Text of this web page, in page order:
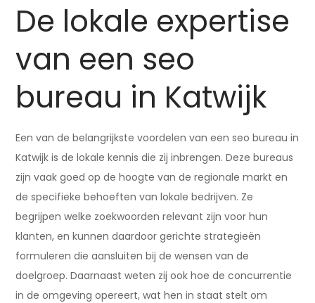
De lokale expertise
van een seo
bureau in Katwijk
Een van de belangrijkste voordelen van een seo bureau in
Katwijk is de lokale kennis die zij inbrengen. Deze bureaus
zijn vaak goed op de hoogte van de regionale markt en
de specifieke behoeften van lokale bedrijven. Ze
begrijpen welke zoekwoorden relevant zijn voor hun
klanten, en kunnen daardoor gerichte strategieën
formuleren die aansluiten bij de wensen van de
doelgroep. Daarnaast weten zij ook hoe de concurrentie
in de omgeving opereert, wat hen in staat stelt om